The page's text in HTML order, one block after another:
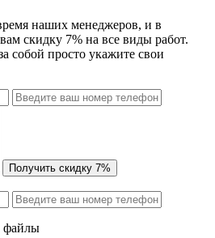
наших менеджеров, и в
скидку 7% на все виды работ.
собой просто укажите свои
файлы